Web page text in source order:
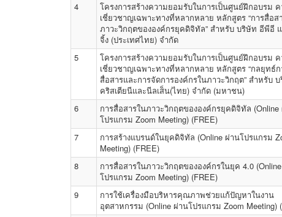
4
โครงการสร้างความยอมรับในการเป็นศูนย์ฝึกอบรม
เชี่ยวชาญเฉพาะทางที่หลากหลาย หลักสูตร “การสื่อส
ภาวะวิกฤตขององค์กรยุคดิจิทัล” สำหรับ บริษัท อีพีอี
จิ้ง (ประเทศไทย) จำกัด
5
โครงการสร้างความยอมรับในการเป็นศูนย์ฝึกอบรม
เชี่ยวชาญเฉพาะทางที่หลากหลาย หลักสูตร “กลยุทธ์ก
สื่อสารและการจัดการองค์กรในภาวะวิกฤต” สำหรับ
คริสเตียนีและนีลเส็น(ไทย) จำกัด (มหาชน)
6
การสื่อสารในภาวะวิกฤตขององค์กรยุคดิจิทัล (Online
โปรแกรม Zoom Meeting) (FREE)
7
การสร้างแบรนด์ในยุคดิจิทัล (Online ผ่านโปรแกรม
Meeting) (FREE)
8
การสื่อสารในภาวะวิกฤตขององค์กรในยุค 4.0
โปรแกรม Zoom Meeting) (FREE)
9
การใช้เครื่องมือบริหารคุณภาพช่วยแก้ปัญหาในงาน
อุตสาหกรรม (Online ผ่านโปรแกรม Zoom Meeting)